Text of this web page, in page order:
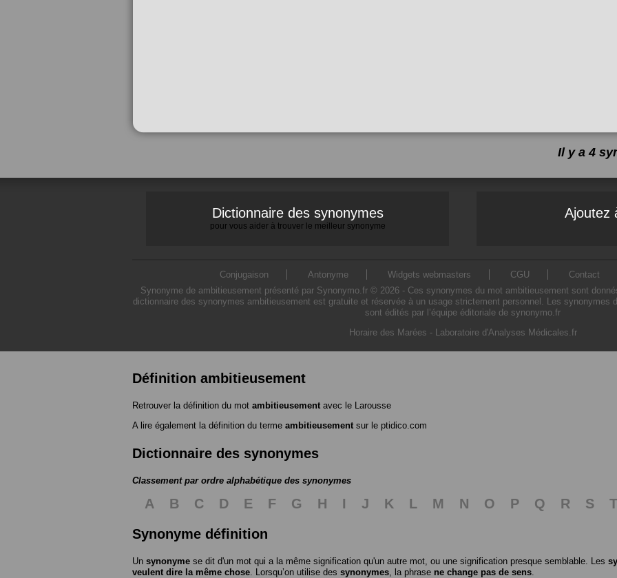
Il y a 4
Dictionnaire des synonymes
pour vous aider à trouver le meilleur synonyme
Ajoutez
Conjugaison Antonyme Widgets webmasters CGU
Contact
Synonyme de ambitieusement présenté par Synonymo.fr © 2026 - Ces synonymes du mot ambitieusement sont
dictionnaire des synonymes ambitieusement est gratuite et réservée à un usage strictement personnel. Les synonymes
sont édités par l’équipe éditoriale de synonymo.fr
Horaire des Marées - Laboratoire d'Analyses Médicales.fr
Définition ambitieusement
Retrouver la définition du mot ambitieusement avec le Larousse
A lire également la définition du terme ambitieusement sur le ptidico.com
Dictionnaire des synonymes
Classement par ordre alphabétique des synonymes
A B C D E F G H I J K L M N O P Q R S
T
Synonyme définition
Un synonyme se dit d'un mot qui a la même signification qu'un autre mot, ou une signification presque semblable. Les
veulent dire la même chose . Lorsqu’on utilise des synonymes , la phrase ne change pas de sens